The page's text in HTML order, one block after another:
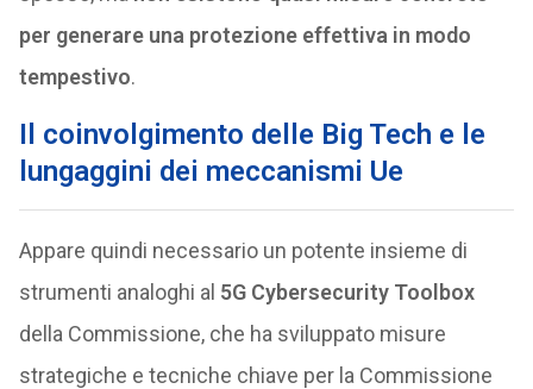
per generare una protezione effettiva in modo
tempestivo.
Il coinvolgimento delle Big Tech e le
lungaggini dei meccanismi Ue
Appare quindi necessario un potente insieme di
strumenti analoghi al 5G Cybersecurity Toolbox
della Commissione, che ha sviluppato misure
strategiche e tecniche chiave per la Commissione